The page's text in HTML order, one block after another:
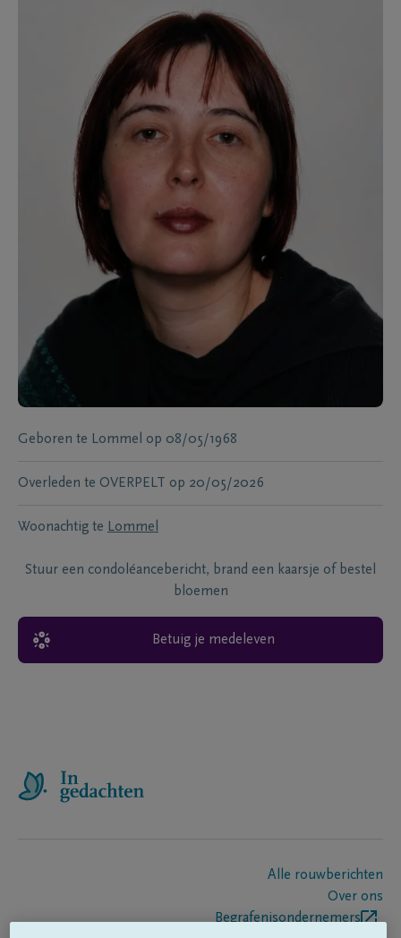
Geboren te Lommel op 08/05/1968
Overleden te OVERPELT op 20/05/2026
Woonachtig te Lommel
Stuur een condoléancebericht, brand een kaarsje of bestel
bloemen
Betuig je medeleven
Alle rouwberichten
Over ons
Begrafenisondernemers